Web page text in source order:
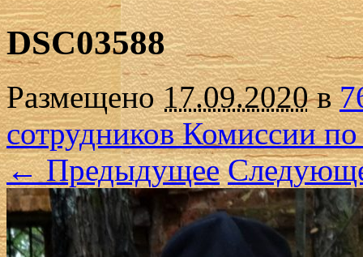
DSC03588
Размещено17.09.2020в
сотрудников Комиссии
← Предыдущее